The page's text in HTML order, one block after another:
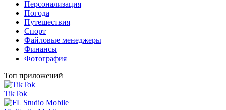
Персонализация
Погода
Путешествия
Спорт
Файловые менеджеры
Финансы
Фотография
Топ приложений
TikTok